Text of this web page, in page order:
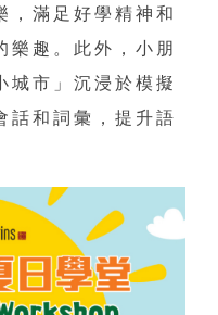
，滿足好學精神和
樂趣。此外，小朋
城市」沉浸於模擬
話和詞彙，提升語